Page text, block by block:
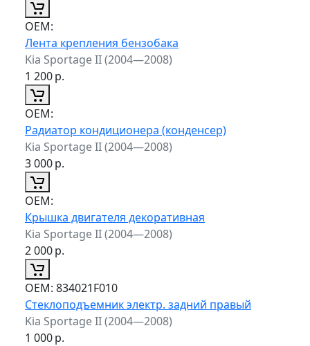
ОЕМ:
Лента крепления бензобака
Kia Sportage II (2004—2008)
1 200р.
ОЕМ:
Радиатор кондиционера (конденсер)
Kia Sportage II (2004—2008)
3 000р.
ОЕМ:
Крышка двигателя декоративная
Kia Sportage II (2004—2008)
2 000р.
ОЕМ: 834021F010
Стеклоподъемник электр. задний правый
Kia Sportage II (2004—2008)
1 000р.